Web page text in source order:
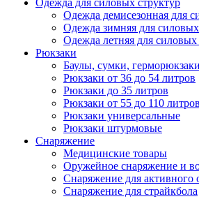
Одежда для силовых структур
Одежда демисезонная для
Одежда зимняя для
Одежда летняя для силовых
Рюкзаки
Баулы, сумки, герморюкзаки
Рюкзаки от 36 до 54 литров
Рюкзаки до 35 литров
Рюкзаки от 55 до 110 литров
Рюкзаки универсальные
Рюкзаки штурмовые
Снаряжение
Медицинские товары
Оружейное снаряжение и
Снаряжение для активного
Снаряжение для страйкбола